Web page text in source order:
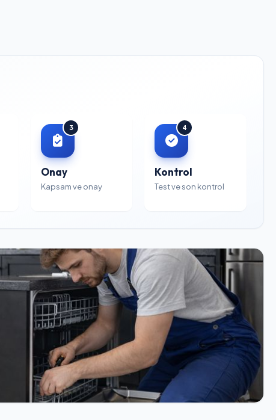
3
Onay
Kapsam ve onay
4
Kontrol
Test ve son kontrol